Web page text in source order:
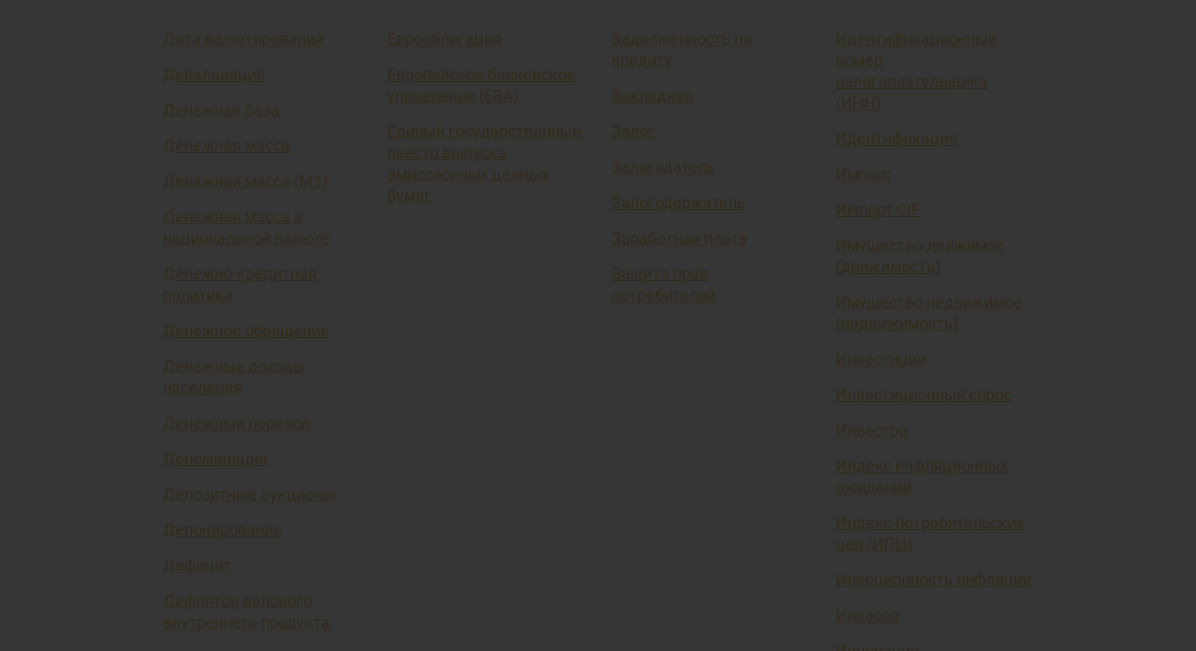
Дата валютирования
Девальвация
Денежная база
Денежная масса
Денежная масса (М1)
Денежная масса в
национальной валюте
Денежно-кредитная
политика
Денежное обращение
Денежные доходы
населения
Денежный перевод
Деноминация
Депозитные аукционы
Депонирование
Дефицит
Дефлятор валового
внутреннего продукта
Еврооблигация
Европейское банковское
управление (EBA)
Единый государственный
реестр выпуска
эмиссионных ценных
бумаг
Задолженность по
кредиту
Закладная
Залог
Залогодатель
Залогодержатель
Заработная плата
Защита прав
потребителей
Идентификационный
номер
налогоплательщика
(ИНН)
Идентификация
Импорт
Импорт CIF
Имущество движимое
(движимость)
Имущество недвижимое
(недвижимость)
Инвестиции
Инвестиционный спрос
Инвестор
Индекс инфляционных
ожиданий
Индекс потребительских
цен (ИПЦ)
Инерционность инфляции
Инкассо